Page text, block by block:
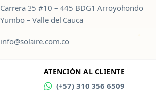
Carrera 35 #10 – 445 BDG1 Arroyohondo
Yumbo – Valle del Cauca
info@solaire.com.co
ATENCIÓN AL CLIENTE
(+57) 310 356 6509